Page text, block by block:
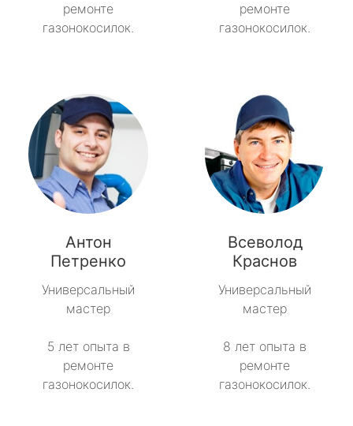
ремонте
газонокосилок.
ремонте
газонокосилок.
Антон
Петренко
Универсальный
мастер
5 лет опыта в
ремонте
газонокосилок.
Всеволод
Краснов
Универсальный
мастер
8 лет опыта в
ремонте
газонокосилок.